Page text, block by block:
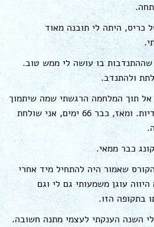
כריס, היתה לי תובנה מאוד
שההתנדבות בו עושה לי ממש טוב.
ולהתנדב.
תוך המלחמה הרגשתי שמה שיתמוך
בי זה להעיר את תפוצת ההודיות. ומאז, כבר 66 ימים, אני שולחת
כבר ממאי.
שאמור היה להתחיל מיד אחרי
עוגן משמעותי גם לי וגם
בתקופה הזו.
השנה הענקתי לעצמי מתנה חשובה.